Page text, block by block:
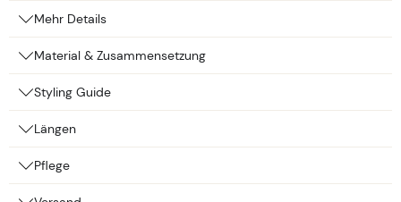
Mehr Details
Material & Zusammensetzung
Styling Guide
Längen
Pflege